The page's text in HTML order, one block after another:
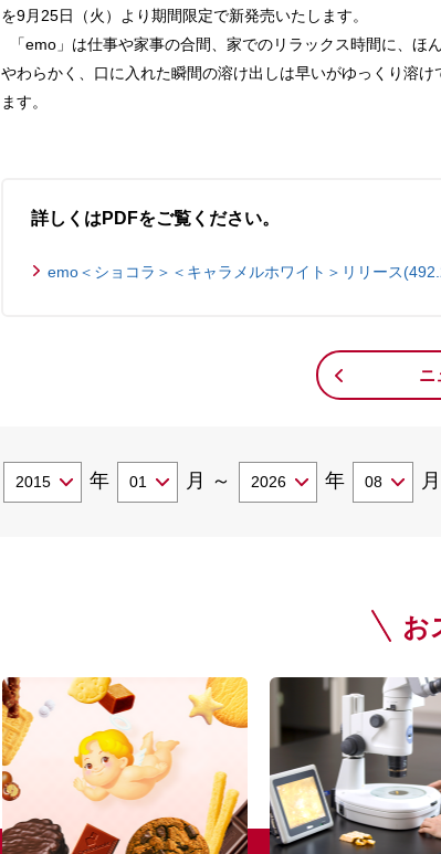
を9月25日（火）より期間限定で新発売いたします。
「emo」は仕事や家事の合間、家でのリラックス時間に、ほ
やわらかく、口に入れた瞬間の溶け出しは早いがゆっくり溶
ます。
詳しくはPDFをご覧ください。
emo＜ショコラ＞＜キャラメルホワイト＞リリース
ニ
年 月 ～ 年 月
お